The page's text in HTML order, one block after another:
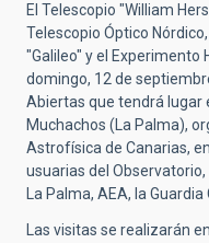
El Telescopio "William
Telescopio Óptico
"Galileo" y el Experimento
domingo, 12 de
Abiertas que tendrá lugar
Muchachos (La Palma),
Astrofísica de Canarias,
usuarias del
La Palma, AEA, la Guardia
Las visitas se realizarán